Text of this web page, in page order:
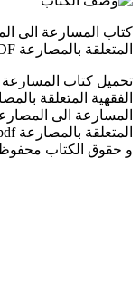
كتاب المسارعة الى
المتعلقة بالمصارعة PDF
تحميل كتاب
المسارعة الى
و حقوق الكتاب